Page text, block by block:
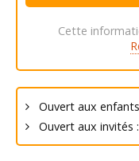
Cette
Ouvert aux
Ouvert aux invités :